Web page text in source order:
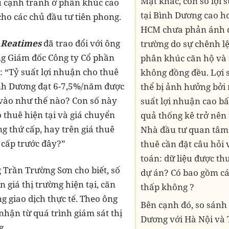
tại Bình Dương cao
HCM chưa phản
trường do sự chênh
phân khúc căn hộ và
không đồng đều. Lợi
thể bị ảnh hưởng bởi
suất lợi nhuận cao
quả thống kê trở
Nhà đầu tư quan
thuê cần đặt câu hỏi
toán: dữ liệu được
dự án? Có bao gồm
thấp không ?
Bên cạnh đó, so
Dương với Hà Nội và
cạnh tranh ở phân khúc cao
các chủ đầu tư tiên phong.
Reatimes đã trao đổi với ông
Giám đốc Công ty Cổ phần
“Tỷ suất lợi nhuận cho thuê
Dương đạt 6-7,5%/năm được
như thế nào? Con số này
hiện tại và giá chuyển
thứ cấp, hay trên giá thuê
trước đây?”
Trần Trường Sơn cho biết, số
giá thị trường hiện tại, căn
giao dịch thực tế. Theo ông
từ quá trình giám sát thị